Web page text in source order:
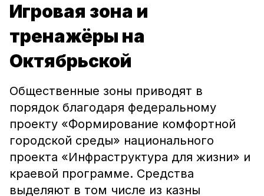
Игровая зона и
тренажёры на
Октябрьской
Общественные зоны приводят в
порядок благодаря федеральному
проекту «Формирование комфортной
городской среды» национального
проекта «Инфраструктура для жизни» и
краевой программе. Средства
выделяют в том числе из казны